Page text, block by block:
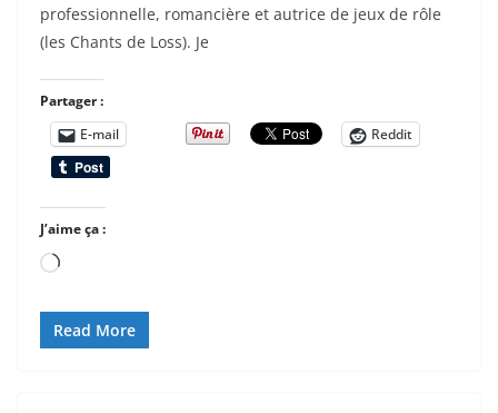
professionnelle, romancière et autrice de jeux de rôle
(les Chants de Loss). Je
Partager :
E-mail
Reddit
J’aime ça :
Chargement…
Read More